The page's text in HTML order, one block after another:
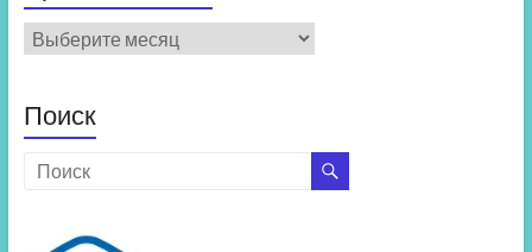
Архив
новостей
Поиск